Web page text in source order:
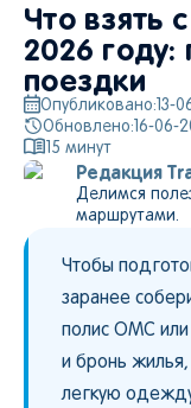
Что взять
2026 году:
поездки
Опубликовано: 13-
Обновлено: 16-06-
15 минут
Редакция
Делимся
маршрутами.
Чтобы
заранее
полис ОМС или
и бронь жилья,
легкую